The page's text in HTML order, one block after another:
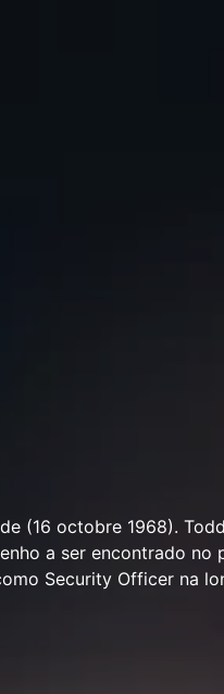
(16 octobre 1968).
a ser encontrado no
Security Officer na